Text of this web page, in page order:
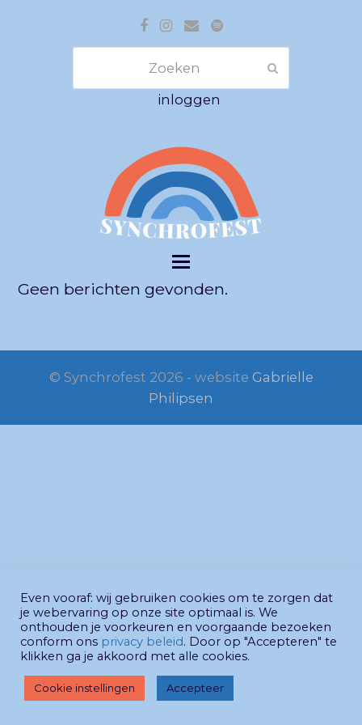
Facebook
Instagram
E-
mail
Spotify
inloggen
Geen berichten gevonden.
© Synchrofest 2026 - website Gabrielle
Philipsen
Even vooraf: wij gebruiken cookies om te zorgen dat
je webervaring op onze site optimaal is. We
onthouden je voorkeuren en voorgaande bezoeken
conform ons privacy beleid. Door op "Accepteren" te
klikken ga je akkoord met alle cookies.
Cookie instellingen Accepteer